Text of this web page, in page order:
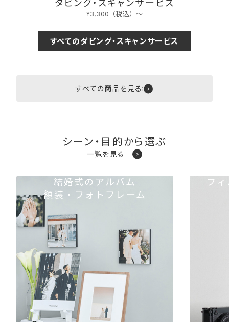
ダビング・スキャンサービス
¥3,300（税込）〜
すべてのダビング・スキャンサービス
すべての商品を見る
シーン・目的から選ぶ
一覧を見る
結婚式のアルバム
額装・フォトフレーム
フ